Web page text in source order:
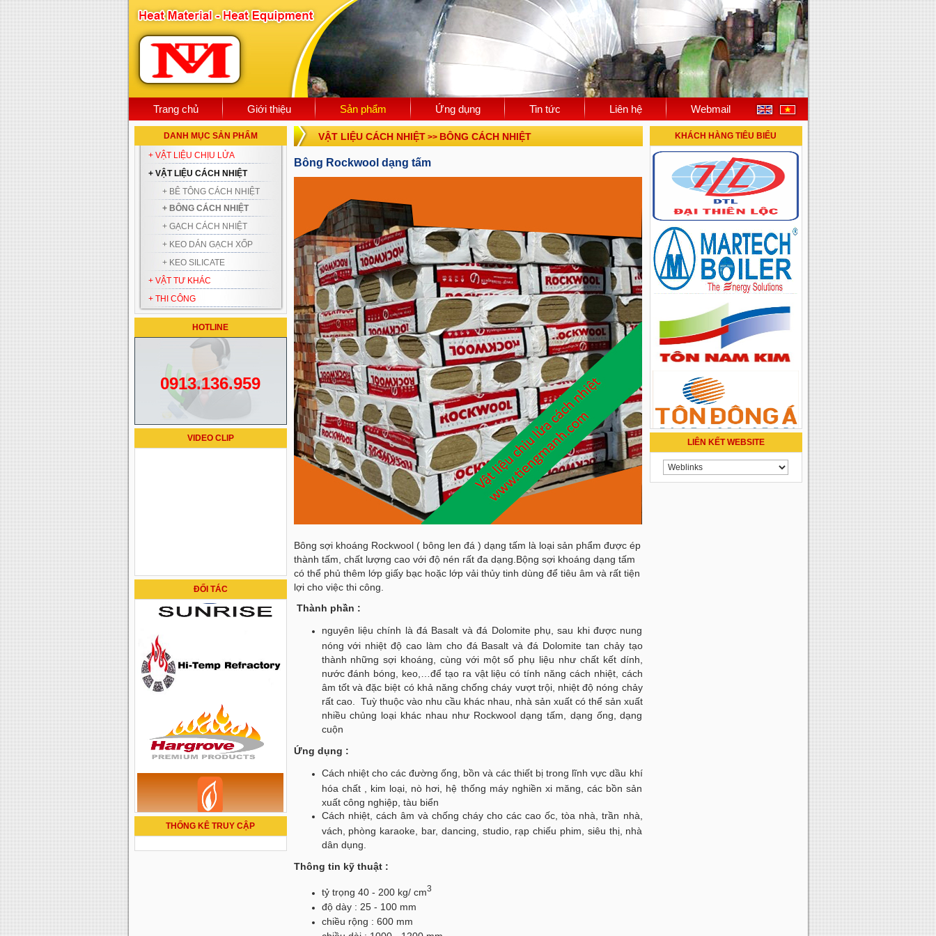
Trang chủ Giới thiệu Sản phẩm Ứng dụng Tin tức Liên hệ Webmail
DANH MỤC SẢN PHẨM
+ VẬT LIỆU CHỊU LỬA
+ VẬT LIỆU CÁCH NHIỆT
+ BÊ TÔNG CÁCH NHIỆT
+ BÔNG CÁCH NHIỆT
+ GẠCH CÁCH NHIỆT
+ KEO DÁN GẠCH XỐP
+ KEO SILICATE
+ VẬT TƯ KHÁC
+ THI CÔNG
HOTLINE
0913.136.959
VIDEO CLIP
ĐỐI TÁC
THỐNG KÊ TRUY CẬP
VẬT LIỆU CÁCH NHIỆT>> BÔNG CÁCH NHIỆT
Bông Rockwool dạng tấm
Bông sợi khoáng Rockwool ( bông len đá ) dạng tấm là loại sản phẩm được ép
thành tấm, chất lượng cao với độ nén rất đa dạng.Bộng sợi khoáng dạng tấm
có thể phủ thêm lớp giấy bạc hoặc lớp vải thủy tinh dùng để tiêu âm và rất tiện
lợi cho việc thi công.
Thành phần :
nguyên liệu chính là đá Basalt và đá Dolomite phụ, sau khi được nung
nóng với nhiệt độ cao làm cho đá Basalt và đá Dolomite tan chảy tạo
thành những sợi khoáng, cùng với một số phụ liệu như chất kết dính,
nước đánh bóng, keo,…để tạo ra vật liệu có tính năng cách nhiệt, cách
âm tốt và đặc biệt có khả năng chống cháy vượt trội, nhiệt độ nóng chảy
rất cao. Tuỳ thuộc vào nhu cầu khác nhau, nhà sản xuất có thể sản xuất
nhiều chủng loại khác nhau như Rockwool dạng tấm, dạng ống, dạng
cuộn
Ứng dụng :
Cách nhiệt cho các đường ống, bồn và các thiết bị trong lĩnh vực dầu khí
hóa chất , kim loại, nò hơi, hệ thống máy nghiền xi măng, các bồn sản
xuất công nghiệp, tàu biển
Cách nhiệt, cách âm và chống cháy cho các cao ốc, tòa nhà, trần nhà,
vách, phòng karaoke, bar, dancing, studio, rạp chiếu phim, siêu thị, nhà
dân dụng.
Thông tin kỹ thuật :
tỷ trọng 40 - 200 kg/ cm3
độ dày : 25 - 100 mm
chiều rộng : 600 mm
KHÁCH HÀNG TIÊU BIỂU
LIÊN KẾT WEBSITE